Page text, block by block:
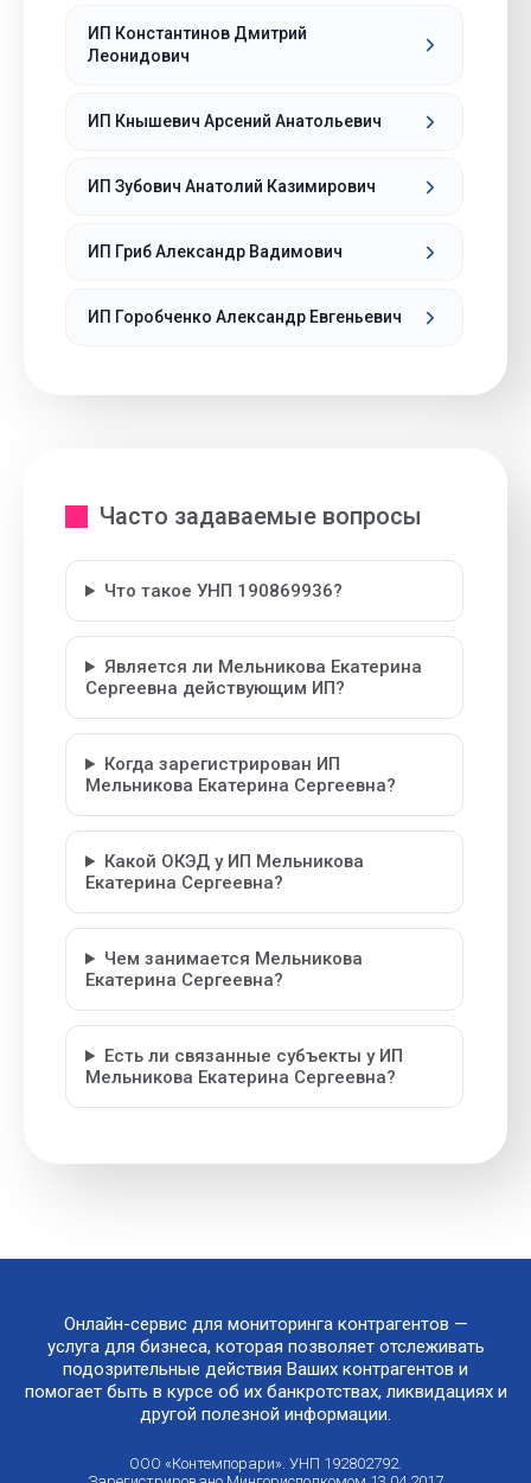
ИП Константинов Дмитрий
Леонидович
ИП Кнышевич Арсений Анатольевич
ИП Зубович Анатолий Казимирович
ИП Гриб Александр Вадимович
ИП Горобченко Александр Евгеньевич
Часто задаваемые вопросы
Что такое УНП 190869936?
Является ли Мельникова Екатерина
Сергеевна действующим ИП?
Когда зарегистрирован ИП
Мельникова Екатерина Сергеевна?
Какой ОКЭД у ИП Мельникова
Екатерина Сергеевна?
Чем занимается Мельникова
Екатерина Сергеевна?
Есть ли связанные субъекты у ИП
Мельникова Екатерина Сергеевна?
Онлайн-сервис для мониторинга контрагентов —
услуга для бизнеса, которая позволяет отслеживать
подозрительные действия Ваших контрагентов и
помогает быть в курсе об их банкротствах, ликвидациях и
другой полезной информации.
ООО «Контемпорари». УНП 192802792.